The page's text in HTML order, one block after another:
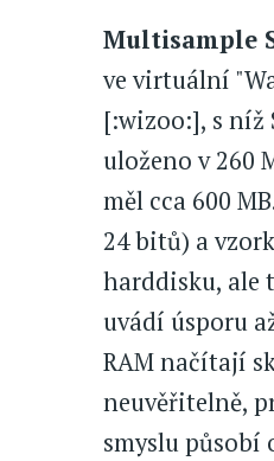
Multisample
ve virtuální
[:wizoo:], s níž
uloženo v 260
měl cca 600
24 bitů) a
harddisku, ale
uvádí úsporu
RAM načítají
neuvěřitelně,
smyslu působí